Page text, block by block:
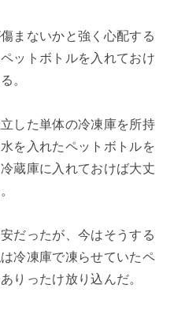
まないかと強く心配する
ットボトルを入れておけ
。
した単体の冷凍庫を所持
を入れたペットボトルを
蔵庫に入れておけば大丈
だったが、今はそうする
冷凍庫で凍らせていたペ
りったけ放り込んだ。